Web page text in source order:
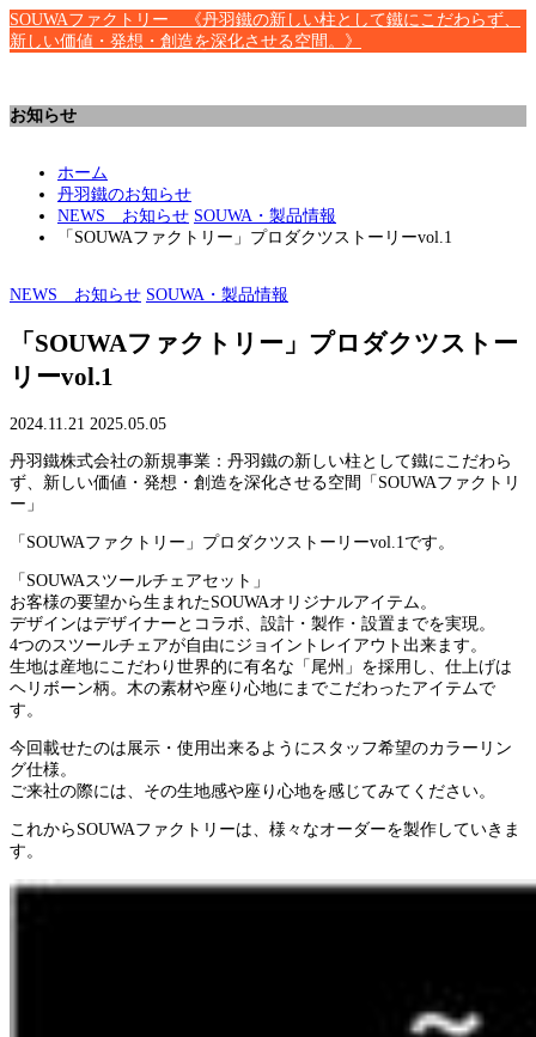
SOUWAファクトリー 《丹羽鐵の新しい柱として鐵にこだわらず、
新しい価値・発想・創造を深化させる空間。》
お知らせ
ホーム
丹羽鐵のお知らせ
NEWS お知らせ SOUWA・製品情報
「SOUWAファクトリー」プロダクツストーリーvol.1
NEWS お知らせ SOUWA・製品情報
「SOUWAファクトリー」プロダクツストー
リーvol.1
2024.11.21 2025.05.05
丹羽鐵株式会社の新規事業：丹羽鐵の新しい柱として鐵にこだわら
ず、新しい価値・発想・創造を深化させる空間「SOUWAファクトリ
ー」
「SOUWAファクトリー」プロダクツストーリーvol.1です。
「SOUWAスツールチェアセット」
お客様の要望から生まれたSOUWAオリジナルアイテム。
デザインはデザイナーとコラボ、設計・製作・設置までを実現。
4つのスツールチェアが自由にジョイントレイアウト出来ます。
生地は産地にこだわり世界的に有名な「尾州」を採用し、仕上げは
ヘリボーン柄。木の素材や座り心地にまでこだわったアイテムで
す。
今回載せたのは展示・使用出来るようにスタッフ希望のカラーリン
グ仕様。
ご来社の際には、その生地感や座り心地を感じてみてください。
これからSOUWAファクトリーは、様々なオーダーを製作していきま
す。